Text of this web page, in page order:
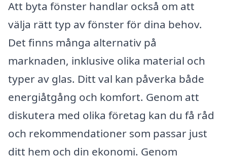
Att byta fönster handlar också om att
välja rätt typ av fönster för dina behov.
Det finns många alternativ på
marknaden, inklusive olika material och
typer av glas. Ditt val kan påverka både
energiåtgång och komfort. Genom att
diskutera med olika företag kan du få råd
och rekommendationer som passar just
ditt hem och din ekonomi. Genom